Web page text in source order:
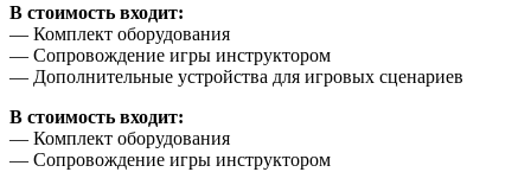
В стоимость входит:
— Комплект оборудования
— Сопровождение игры инструктором
— Дополнительные устройства для игровых сценариев
В стоимость входит:
— Комплект оборудования
— Сопровождение игры инструктором